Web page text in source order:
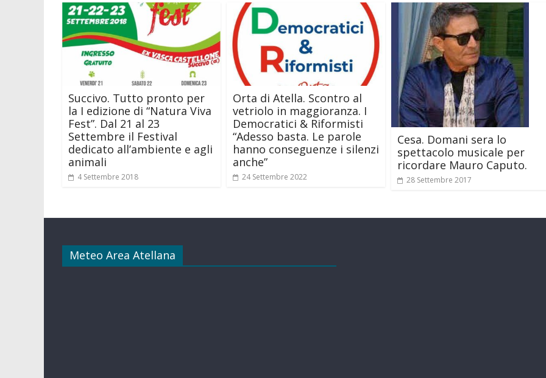
Succivo. Tutto pronto per
la I edizione di “Natura Viva
Fest”. Dal 21 al 23
Settembre il Festival
dedicato all’ambiente e agli
animali
4 Settembre 2018
Orta di Atella. Scontro al
vetriolo in maggioranza. I
Democratici & Riformisti
“Adesso basta. Le parole
hanno conseguenze i silenzi
anche”
24 Settembre 2022
Cesa. Domani sera lo
spettacolo musicale per
ricordare Mauro Caputo.
28 Settembre 2017
Meteo Area Atellana